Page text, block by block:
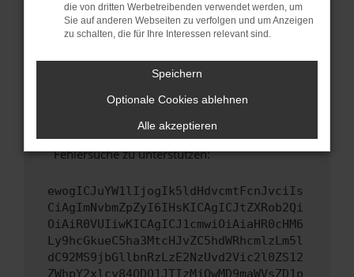
Sicherheitsrisiko, sondern kann auch dazu
führen, dass bestimmte Funktionen nicht mehr
unterstützt werden.
Wende dich an den Webseitenbetreiber.
Wenn du alle oben genannten Schritte versucht
hast, kontaktiere uns bitte. Wir werden
versuchen, das Problem zu beheben. Du kannst
uns diesen Text schicken, um uns bei der
Fehlersuche zu unterstützen:
ewogICJuYW1lIjogIk5ldHdvcmtFcnJvciIs
CiAgImNvbmZpZyI6IHsKICAgICJtZXRob2Qi
OiAiR0VUIiwKICAgICJ1cmwiOiAiaHR0cHM6
Ly9hcGkueC5ha3MtcHJvZC5hdWRhcmlzLm5l
dC92MS9jbGllbnRzLzE2NzUvd2Vic2l0ZS12
ZWhpY2xlcy84ODQ1JTIzMjQwMD9maWVsZD1p
die von dritten Werbetreibenden verwendet werden, um
Sie auf anderen Webseiten zu verfolgen und um Anzeigen
zu schalten, die für Ihre Interessen relevant sind.
Speichern
Optionale Cookies ablehnen
Alle akzeptieren